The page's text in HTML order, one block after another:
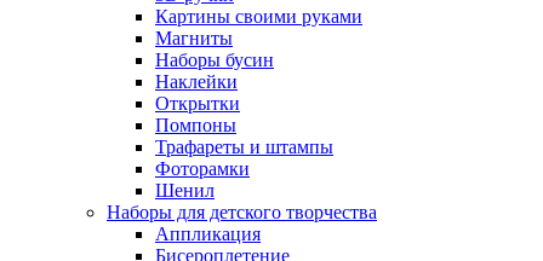
Картины своими руками
Магниты
Наборы бусин
Наклейки
Открытки
Помпоны
Трафареты и штампы
Фоторамки
Шенил
Наборы для детского творчества
Аппликация
Бисероплетение